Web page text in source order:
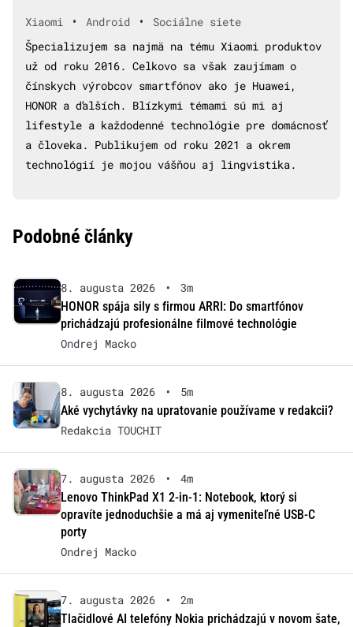
Xiaomi • Android •
Sociálne siete
Špecializujem sa najmä na tému Xiaomi produktov
už od roku 2016. Celkovo sa však zaujímam o
čínskych výrobcov smartfónov ako je Huawei,
HONOR a ďalších. Blízkymi témami sú mi aj
lifestyle a každodenné technológie pre domácnosť
a človeka. Publikujem od roku 2021 a okrem
technológií je mojou vášňou aj lingvistika.
Podobné články
8. augusta 2026 •
3m
HONOR spája sily s firmou ARRI: Do smartfónov
prichádzajú profesionálne filmové technológie
Ondrej Macko
8. augusta 2026 •
5m
Aké vychytávky na upratovanie používame v redakcii?
Redakcia TOUCHIT
7. augusta 2026 •
4m
Lenovo ThinkPad X1 2-in-1: Notebook, ktorý si
opravíte jednoduchšie a má aj vymeniteľné USB-C
porty
Ondrej Macko
7. augusta 2026 •
2m
Tlačidlové AI telefóny Nokia prichádzajú v novom šate,